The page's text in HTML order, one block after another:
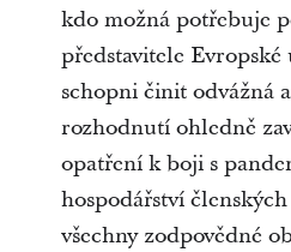
kdo možná potřebuje
představitele
schopni činit odvážná
rozhodnutí ohledně
opatření k boji s
hospodářství
všechny zodpovědné